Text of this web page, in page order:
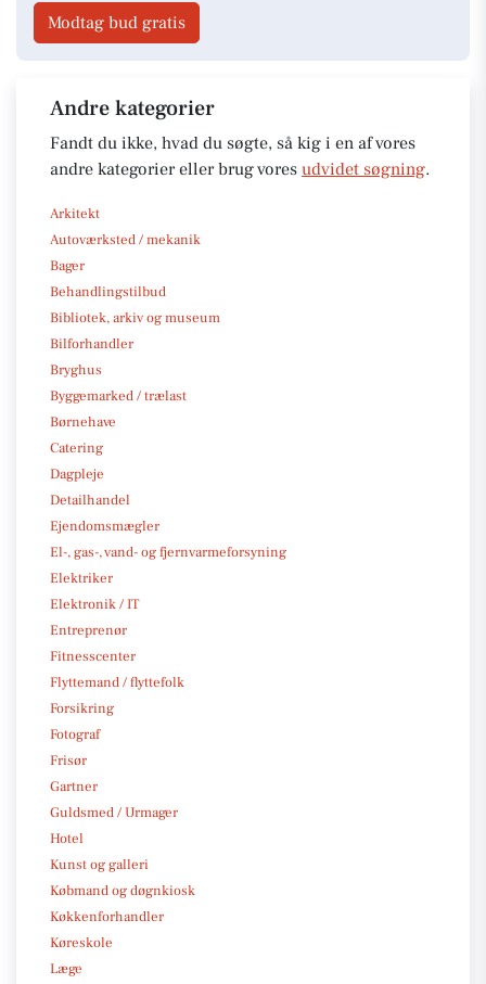
Modtag bud gratis
Andre kategorier
Fandt du ikke, hvad du søgte, så kig i en af vores
andre kategorier eller brug vores udvidet søgning.
Arkitekt
Autoværksted / mekanik
Bager
Behandlingstilbud
Bibliotek, arkiv og museum
Bilforhandler
Bryghus
Byggemarked / trælast
Børnehave
Catering
Dagpleje
Detailhandel
Ejendomsmægler
El-, gas-, vand- og fjernvarmeforsyning
Elektriker
Elektronik / IT
Entreprenør
Fitnesscenter
Flyttemand / flyttefolk
Forsikring
Fotograf
Frisør
Gartner
Guldsmed / Urmager
Hotel
Kunst og galleri
Købmand og døgnkiosk
Køkkenforhandler
Køreskole
Læge